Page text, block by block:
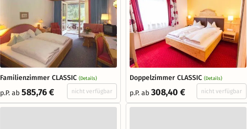
Familienzimmer CLASSIC (Details)
p.P. ab 585,76 € nicht verfügbar
Doppelzimmer CLASSIC (Details)
p.P. ab 308,40 € nicht verfügbar